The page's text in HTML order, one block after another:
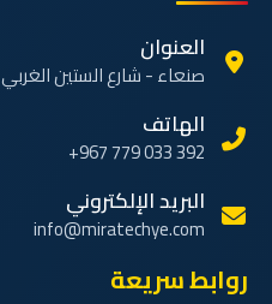
العنوان
صنعاء - شارع الستين الغربي
الهاتف
+967 779 033 392
البريد الإلكتروني
info@miratechye.com
روابط سريعة